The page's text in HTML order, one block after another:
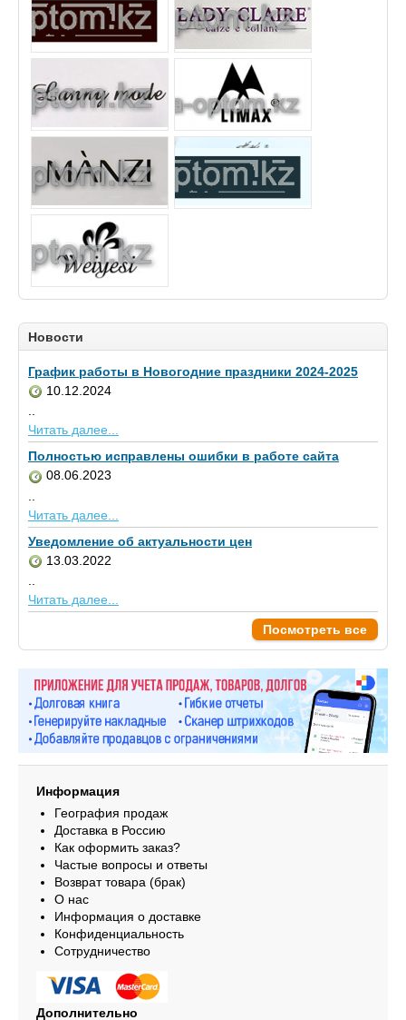
Новости
График работы в Новогодние праздники 2024-2025
10.12.2024
..
Читать далее...
Полностью исправлены ошибки в работе сайта
08.06.2023
Читать далее...
Уведомление об актуальности цен
13.03.2022
Читать далее...
Посмотреть все
Информация
География продаж
Доставка в Россию
Как оформить заказ?
Частые вопросы и ответы
Возврат товара (брак)
О нас
Информация о доставке
Конфиденциальность
Сотрудничество
Дополнительно